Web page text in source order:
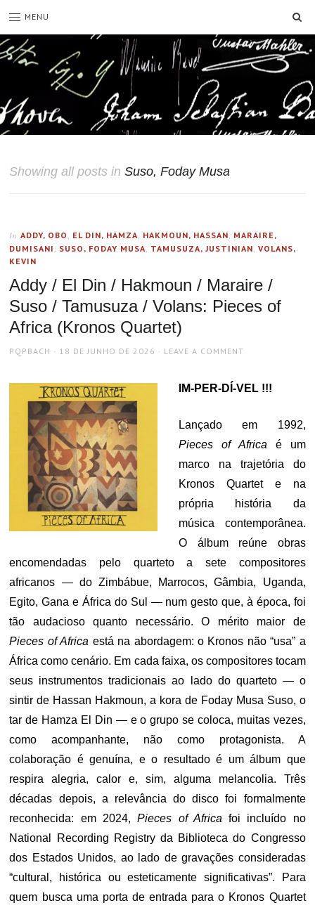
MENU
Showing all posts inSuso, Foday Musa
In ADDY, OBO , EL DIN, HAMZA, HAKMOUN, HASSAN, MARAIRE,
DUMISANI , SUSO, FODAY MUSA, TAMUSUZA, JUSTINIAN,VOLANS,
KEVIN
Addy / El Din / Hakmoun / Maraire /
Suso / Tamusuza / Volans: Pieces of
Africa (Kronos Quartet)
AUTHOR
PQPBACH
POSTED
18 DE JUNHO DE 2026 LEAVE A COMMENT
IM-PER-DÍ-VEL !!!
Lançado em 1992,
Pieces of Africa é um
marco na trajetória do
Kronos Quartet e na
própria história da
música contemporânea.
O álbum reúne obras
encomendadas pelo quarteto a sete compositores
africanos — do Zimbábue, Marrocos, Gâmbia, Uganda,
Egito, Gana e África do Sul — num gesto que, à época, foi
tão audacioso quanto necessário. O mérito maior de
Pieces of Africa está na abordagem: o Kronos não “usa” a
África como cenário. Em cada faixa, os compositores tocam
seus instrumentos tradicionais ao lado do quarteto — o
sintir de Hassan Hakmoun, a kora de Foday Musa Suso, o
tar de Hamza El Din — e o grupo se coloca, muitas vezes,
como acompanhante, não como protagonista. A
colaboração é genuína, e o resultado é um álbum que
respira alegria, calor e, sim, alguma melancolia. Três
décadas depois, a relevância do disco foi formalmente
reconhecida: em 2024,Pieces of Africa foi incluído no
National Recording Registry da Biblioteca do Congresso
dos Estados Unidos, ao lado de gravações consideradas
“cultural, histórica ou esteticamente significativas”. Para
quem busca uma porta de entrada para o Kronos Quartet